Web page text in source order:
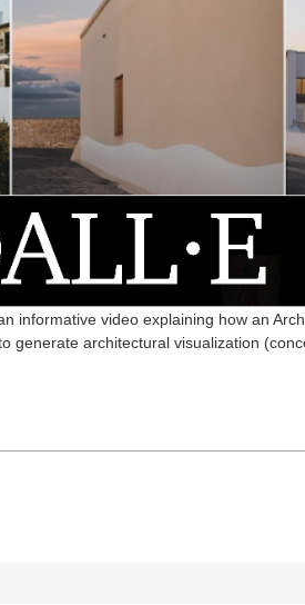
informative video explaining how an
generate architectural visualization